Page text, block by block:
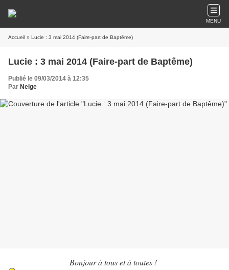
MENU
Accueil » Lucie : 3 mai 2014 (Faire-part de Baptême)
Lucie : 3 mai 2014 (Faire-part de Baptême)
Publié le 09/03/2014 à 12:35
Par Neige
Bonjour à tous et à toutes !